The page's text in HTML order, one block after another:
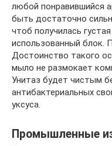
любой понравившийся
быть достаточно
чтоб получилась
использованный блок.
Достоинство такого
мыло не размокает
Унитаз будет чистым
антибактериальных
уксуса.
Промышленные